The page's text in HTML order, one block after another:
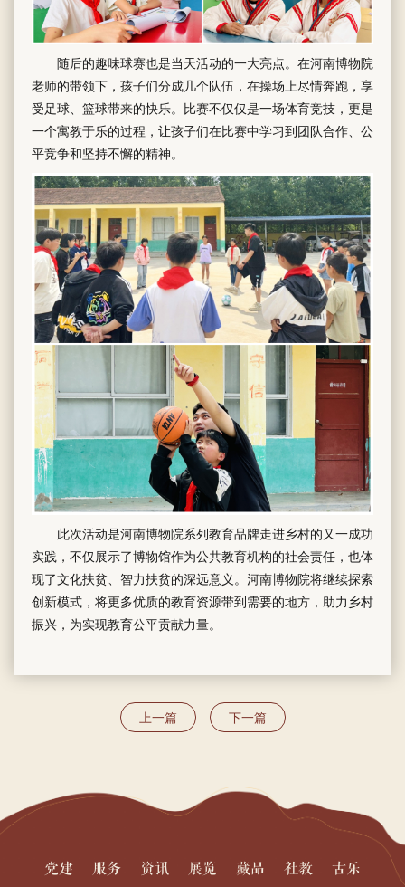
随后的趣味球赛也是当天活动的一大亮点。在河南博物院
老师的带领下，孩子们分成几个队伍，在操场上尽情奔跑，享
受足球、篮球带来的快乐。比赛不仅仅是一场体育竞技，更是
一个寓教于乐的过程，让孩子们在比赛中学习到团队合作、公
平竞争和坚持不懈的精神。
此次活动是河南博物院系列教育品牌走进乡村的又一成功
实践，不仅展示了博物馆作为公共教育机构的社会责任，也体
现了文化扶贫、智力扶贫的深远意义。河南博物院将继续探索
创新模式，将更多优质的教育资源带到需要的地方，助力乡村
振兴，为实现教育公平贡献力量。
上一篇 下一篇
党建 服务 资讯 展览 藏品 社教 古乐